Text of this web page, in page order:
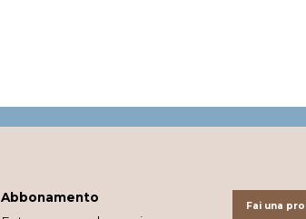
Abbonamento
Fai una